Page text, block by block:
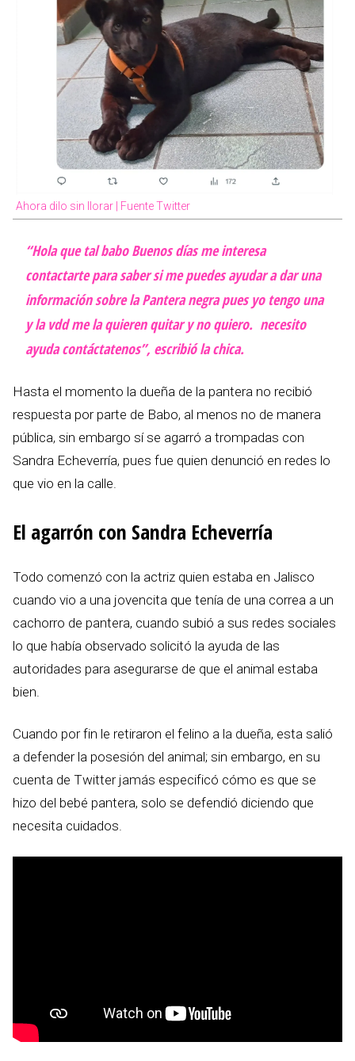
Ahora dilo sin llorar | Fuente Twitter
“Hola que tal babo Buenos días me interesa
contactarte para saber si me puedes ayudar a dar una
información sobre la Pantera negra pues yo tengo una
y la vdd me la quieren quitar y no quiero. necesito
ayuda contáctatenos”, escribió la chica.
Hasta el momento la dueña de la pantera no recibió
respuesta por parte de Babo, al menos no de manera
pública, sin embargo sí se agarró a trompadas con
Sandra Echeverría, pues fue quien denunció en redes lo
que vio en la calle.
El agarrón con Sandra Echeverría
Todo comenzó con la actriz quien estaba en Jalisco
cuando vio a una jovencita que tenía de una correa a un
cachorro de pantera, cuando subió a sus redes sociales
lo que había observado solicitó la ayuda de las
autoridades para asegurarse de que el animal estaba
bien.
Cuando por fin le retiraron el felino a la dueña, esta salió
a defender la posesión del animal; sin embargo, en su
cuenta de Twitter jamás especificó cómo es que se
hizo del bebé pantera, solo se defendió diciendo que
necesita cuidados.